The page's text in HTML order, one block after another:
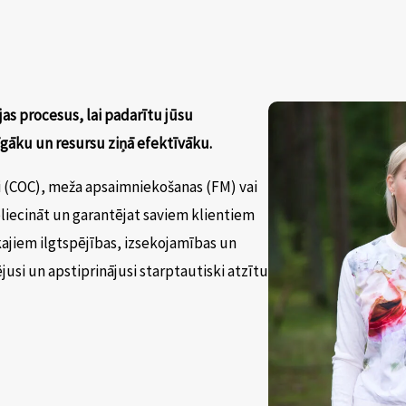
procesus, lai padarītu jūsu
un resursu ziņā efektīvāku.
meža apsaimniekošanas (FM) vai
un garantējat saviem klientiem
ilgtspējības, izsekojamības un
un apstiprinājusi starptautiski atzītu